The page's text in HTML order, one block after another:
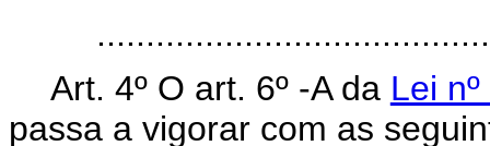
Art. 4º O art. 6º -A da Lei
passa a vigorar com as